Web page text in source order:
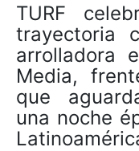
TURF
trayectoria
arrolladora
Media,
que
una noche